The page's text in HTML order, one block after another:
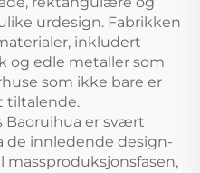
urdesign. Fabrikken
inkludert
og edle metaller som
som ikke bare er
tiltalende.
Baoruihua er svært
de innledende design-